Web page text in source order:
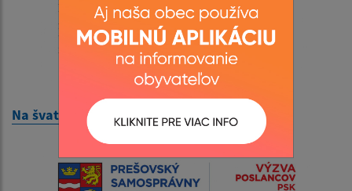
Na švatoho Jána 2026 - dotácia z KULTminor